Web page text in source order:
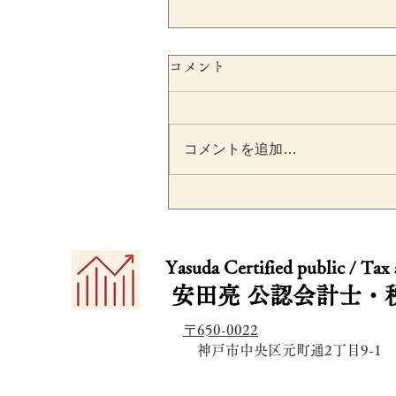
決算期変更で事業年度が短く
方税・交際費・少額減価償却
資産の月数按分を税理士が解
説
コメント
コメントを追加…
​​Yasuda Certified public / Tax
安田亮 公認会計士・
〒650-0022
神戸市中央区元町通2丁目9-1